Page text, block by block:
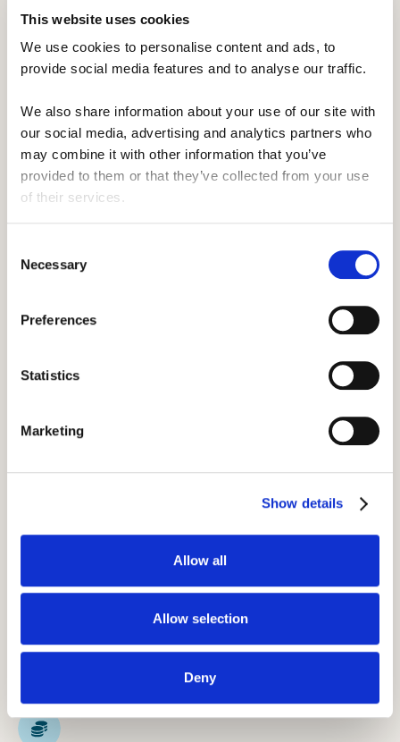
This website uses cookies
We use cookies to personalise content and ads, to
provide social media features and to analyse our traffic.
We also share information about your use of our site with
our social media, advertising and analytics partners who
may combine it with other information that you’ve
provided to them or that they’ve collected from your use
of their services.
Selection
Necessary
Preferences
Statistics
Marketing
Show details
Allow all
Allow selection
Deny
krajinách. Dostupné ako fyzická Sim karta
alebo eSim. Jeden balík, jednoduchá
inštalácia.
Zistite viac
American Trip sú organizované výlety na
& Travel študentov. Od bývalých Work &
Travel študentov, takže bude zabezpečené,
že uvidíš tie najpopulárnejšie miesta USA
za neuveriteľnú cenu.
Nepremeškaj leto 2027. Bude to